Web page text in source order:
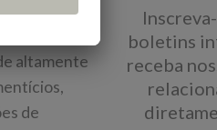
é crucial
altamente
de
boletins
receba